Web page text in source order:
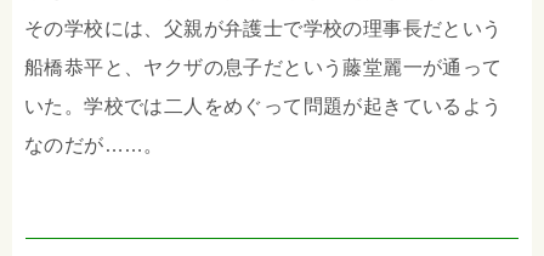
その学校には、父親が弁護士で学校の理事長だという
船橋恭平と、ヤクザの息子だという藤堂麗一が通って
いた。学校では二人をめぐって問題が起きているよう
なのだが……。